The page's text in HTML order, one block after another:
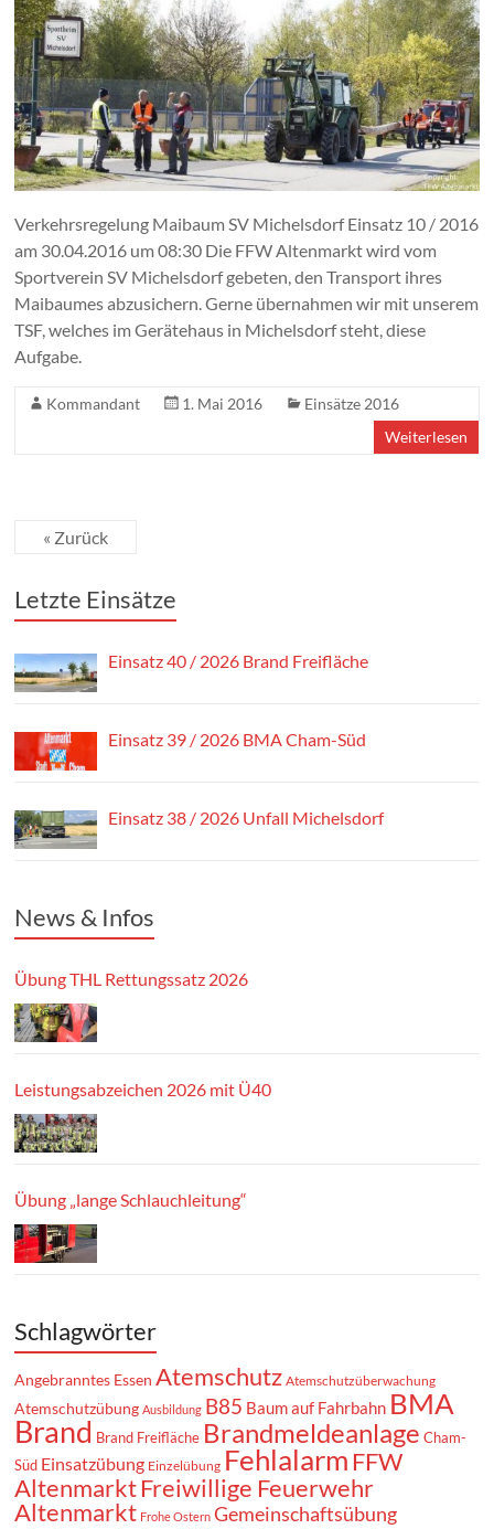
Verkehrsregelung Maibaum SV Michelsdorf Einsatz 10 / 2016
am 30.04.2016 um 08:30 Die FFW Altenmarkt wird vom
Sportverein SV Michelsdorf gebeten, den Transport ihres
Maibaumes abzusichern. Gerne übernahmen wir mit unserem
TSF, welches im Gerätehaus in Michelsdorf steht, diese
Aufgabe.
Kommandant 1. Mai 2016
Einsätze 2016
Weiterlesen
« Zurück
Letzte Einsätze
Einsatz 40 / 2026 Brand Freifläche
Einsatz 39 / 2026 BMA Cham-Süd
Einsatz 38 / 2026 Unfall Michelsdorf
News & Infos
Übung THL Rettungssatz 2026
Leistungsabzeichen 2026 mit Ü40
Übung „lange Schlauchleitung“
Schlagwörter
Angebranntes Essen Atemschutz Atemschutzüberwachung
Atemschutzübung Ausbildung B85 Baum auf Fahrbahn BMA
Brand Brand Freifläche Brandmeldeanlage Cham-
Süd Einsatzübung Einzelübung Fehlalarm FFW
AltenmarktFreiwillige Feuerwehr
Altenmarkt Frohe Ostern Gemeinschaftsübung